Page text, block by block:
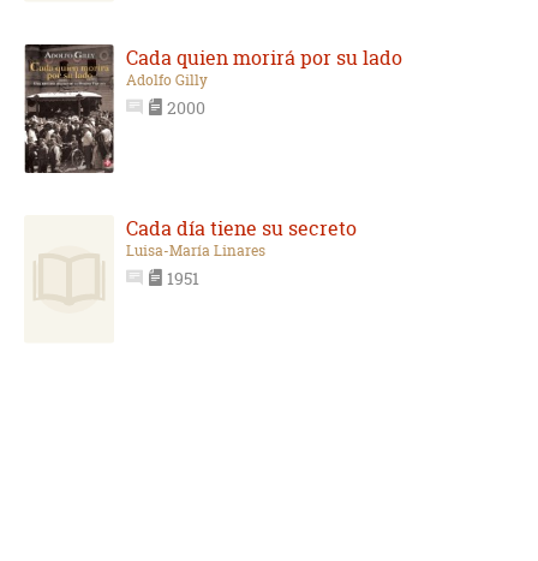
Cada quien morirá por su lado
Adolfo Gilly
2000
Cada día tiene su secreto
Luisa-María Linares
1951